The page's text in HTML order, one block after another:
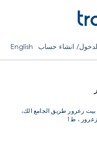
انشاء حساب English
زعرور طريق الجامع الك،
، ط1